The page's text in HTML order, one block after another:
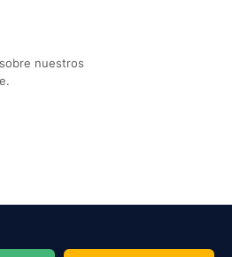
nuestros